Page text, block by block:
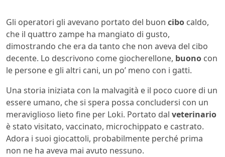
Gli operatori gli avevano portato del buon cibo caldo,
che il quattro zampe ha mangiato di gusto,
dimostrando che era da tanto che non aveva del cibo
decente. Lo descrivono come giocherellone, buono con
le persone e gli altri cani, un po’ meno con i gatti.
Una storia iniziata con la malvagità e il poco cuore di un
essere umano, che si spera possa concludersi con un
meraviglioso lieto fine per Loki. Portato dal veterinario
è stato visitato, vaccinato, microchippato e castrato.
Adora i suoi giocattoli, probabilmente perché prima
non ne ha aveva mai avuto nessuno.